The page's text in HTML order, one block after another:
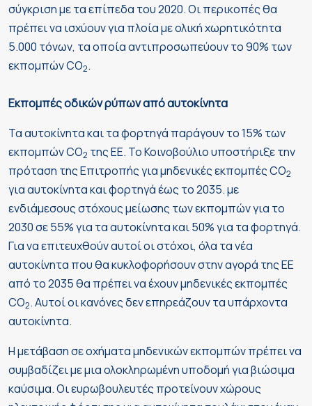
σύγκριση με τα επίπεδα του 2020. Οι περικοπές θα
πρέπει να ισχύουν για πλοία με ολική χωρητικότητα
5.000 τόνων, τα οποία αντιπροσωπεύουν το 90% των
εκπομπών CO2.
Εκπομπές οδικών ρύπων από αυτοκίνητα
Τα αυτοκίνητα και τα φορτηγά παράγουν το 15% των
εκπομπών CO2 της ΕΕ. Το Κοινοβούλιο υποστήριξε την
πρόταση της Επιτροπής για μηδενικές εκπομπές CO2
για αυτοκίνητα και φορτηγά έως το 2035. με
ενδιάμεσους στόχους μείωσης των εκπομπών για το
2030 σε 55% για τα αυτοκίνητα και 50% για τα φορτηγά.
Για να επιτευχθούν αυτοί οι στόχοι, όλα τα νέα
αυτοκίνητα που θα κυκλοφορήσουν στην αγορά της ΕΕ
από το 2035 θα πρέπει να έχουν μηδενικές εκπομπές
CO2. Αυτοί οι κανόνες δεν επηρεάζουν τα υπάρχοντα
αυτοκίνητα.
Η μετάβαση σε οχήματα μηδενικών εκπομπών πρέπει να
συμβαδίζει με μια ολοκληρωμένη υποδομή για βιώσιμα
καύσιμα. Οι ευρωβουλευτές προτείνουν χώρους